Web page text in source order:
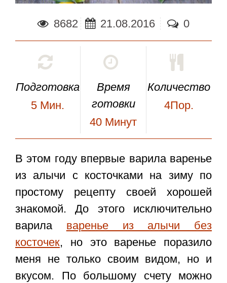
8682 21.08.2016 0
Подготовка
5 Мин.
Время
готовки
40 Минут
Количество
4Пор.
В этом году впервые варила варенье
из алычи с косточками на зимупо
простому рецепту своей хорошей
знакомой. До этого исключительно
варила варенье из алычи без
косточек, но это варенье поразило
меня не только своим видом, но и
вкусом. По большому счету можно